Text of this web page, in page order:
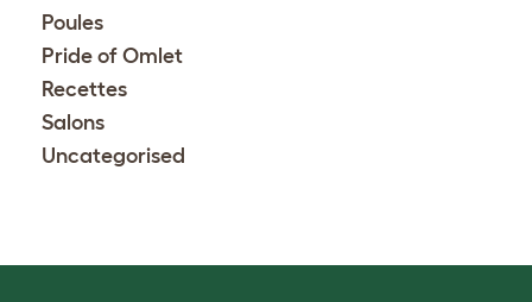
Poules
Pride of Omlet
Recettes
Salons
Uncategorised